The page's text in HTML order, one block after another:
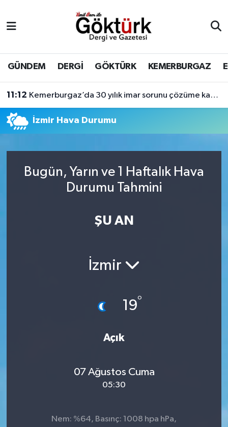
GÜNDEM DERGİ GÖKTÜRK KEMERBURGAZ
11:12 Kemerburgaz’da 30 yılık imar sorunu çözüme kavuşuyor
İzmir Hava Durumu
Bugün, Yarın ve 1 Haftalık Hava
Durumu Tahmini
ŞU AN
İzmir
19°
Açık
07 Ağustos Cuma
05:30
Nem: %64, Basınç: 1008 hpa hPa,
BİLİM
DERGİ
DÜNYA
EKONOMİ
GÖKTÜRK
KÜLTÜR - SANAT
Eyüpsultan Hava Durumu
Eyüpsultan Trafik Yoğunluk Haritası
Süper Lig Puan Durumu ve Fikstür
Tüm Manşetler
Haber Arşivi